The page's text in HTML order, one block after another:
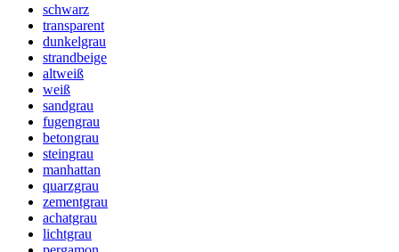
schwarz
transparent
dunkelgrau
strandbeige
altweiß
weiß
sandgrau
fugengrau
betongrau
steingrau
manhattan
quarzgrau
zementgrau
achatgrau
lichtgrau